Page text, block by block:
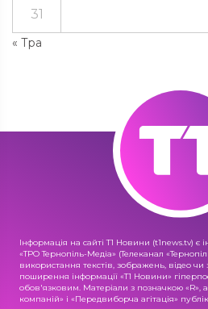
« Тра
31
Інформація на сайті Т1 Новини (t1news.tv) є
«ТРО Тернопіль-Медіа» (Телеканал
використання текстів, зображень, відео чи
поширення інформації «Т1 Новини»
обов'язковим. Матеріали з позначкою
компаній» і «Передвиборча агітація»